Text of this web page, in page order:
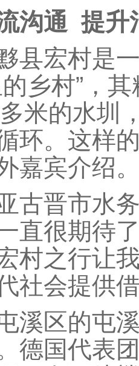
沟通 提升
宏村是一
乡村”，
米的水圳
环。这样
嘉宾介绍
晋市水务
直很期待
村之行让
社会提供
区的屯溪
德国代表